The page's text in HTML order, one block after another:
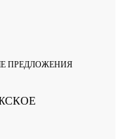
ПРЕДЛОЖЕНИЯ